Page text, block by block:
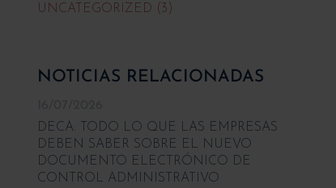
UNCATEGORIZED (3)
NOTICIAS RELACIONADAS
DECA: TODO LO QUE LAS EMPRESAS
DEBEN SABER SOBRE EL NUEVO
DOCUMENTO ELECTRÓNICO DE
CONTROL ADMINISTRATIVO